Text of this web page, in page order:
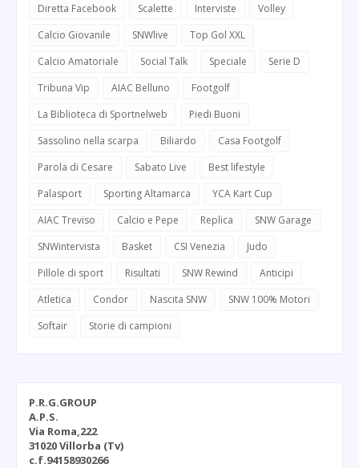
Diretta Facebook
Scalette Interviste
Volley
Calcio Giovanile
SNWlive
Top Gol XXL
Calcio Amatoriale
Social Talk Speciale
Serie D
Tribuna Vip
AIAC Belluno
Footgolf
La Biblioteca di Sportnelweb
Piedi Buoni
Sassolino nella scarpa
Biliardo
Casa Footgolf
Parola di Cesare
Sabato Live
Best lifestyle
Palasport
Sporting Altamarca
YCA Kart Cup
AIAC Treviso
Calcio e Pepe Replica
SNW Garage
SNWintervista
Basket CSI Venezia
Judo
Pillole di sport
Risultati SNW Rewind
Anticipi
Atletica
Condor Nascita SNW
SNW 100% Motori
Softair
Storie di campioni
P.R.G.GROUP
A.P.S.
Via Roma,222
31020 Villorba (Tv)
c.f.94158930266